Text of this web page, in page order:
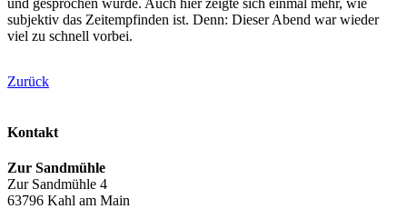
und gesprochen wurde. Auch hier zeigte sich einmal mehr, wie
subjektiv das Zeitempfinden ist. Denn: Dieser Abend war wieder
viel zu schnell vorbei.
Zurück
Kontakt
Zur Sandmühle
Zur Sandmühle 4
63796 Kahl am Main